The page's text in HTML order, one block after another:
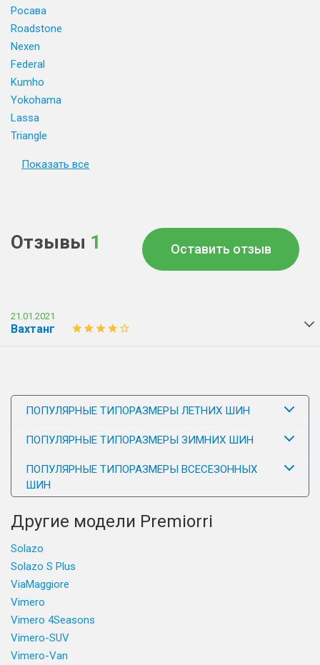
Росава
Roadstone
Nexen
Federal
Kumho
Yokohama
Lassa
Triangle
Показать все
Отзывы 1 Оставить отзыв
21.01.2021
Вахтанг
ПОПУЛЯРНЫЕ ТИПОРАЗМЕРЫ ЛЕТНИХ ШИН
ПОПУЛЯРНЫЕ ТИПОРАЗМЕРЫ ЗИМНИХ ШИН
ПОПУЛЯРНЫЕ ТИПОРАЗМЕРЫ ВСЕСЕЗОННЫХ
ШИН
Другие модели Premiorri
Solazo
Solazo S Plus
ViaMaggiore
Vimero
Vimero 4Seasons
Vimero-SUV
Vimero-Van